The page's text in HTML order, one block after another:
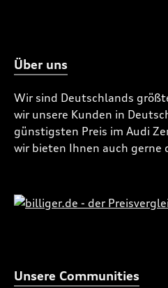
Über uns
Wir sind Deutschlands
wir unsere Kunden in
günstigsten Preis im Audi
wir bieten Ihnen auch gerne
Unsere Communities